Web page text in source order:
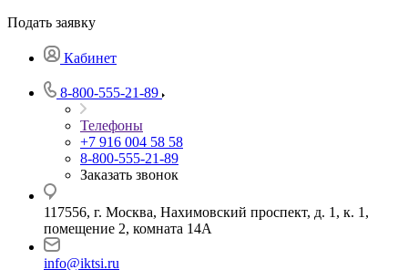
Подать заявку
Кабинет
8-800-555-21-89
Телефоны
+7 916 004 58 58
8-800-555-21-89
Заказать звонок
117556, г. Москва, Нахимовский проспект, д. 1, к. 1,
помещение 2, комната 14А
info@iktsi.ru